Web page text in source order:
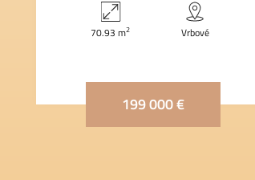
70.93 m2 Vrbové
199 000 €